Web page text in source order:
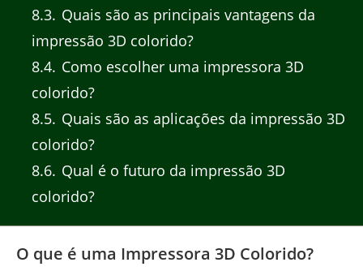
8.3 Quais são as principais vantagens da
impressão 3D colorido?
8.4 Como escolher uma impressora 3D
colorido?
8.5 Quais são as aplicações da impressão 3D
colorido?
8.6 Qual é o futuro da impressão 3D
colorido?
O que é uma Impressora 3D Colorido?